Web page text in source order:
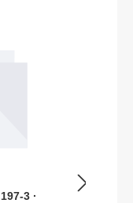
3 ·